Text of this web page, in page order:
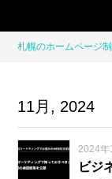
札幌のホームページ
11月, 2024
2024年
ビジ